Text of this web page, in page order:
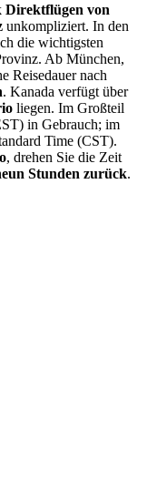
Direktflügen von
unkompliziert. In den
die wichtigsten
Ab München,
Reisedauer nach
. Kanada verfügt über
liegen. Im Großteil
in Gebrauch; im
Time (CST).
, drehen Sie die Zeit
Stunden zurück.